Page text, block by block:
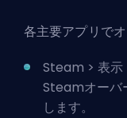
各主要アプリで
Steam > 表示
Steamオーバ
します。